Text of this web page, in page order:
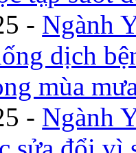
- Ngành
dịch
mùa
- Ngành